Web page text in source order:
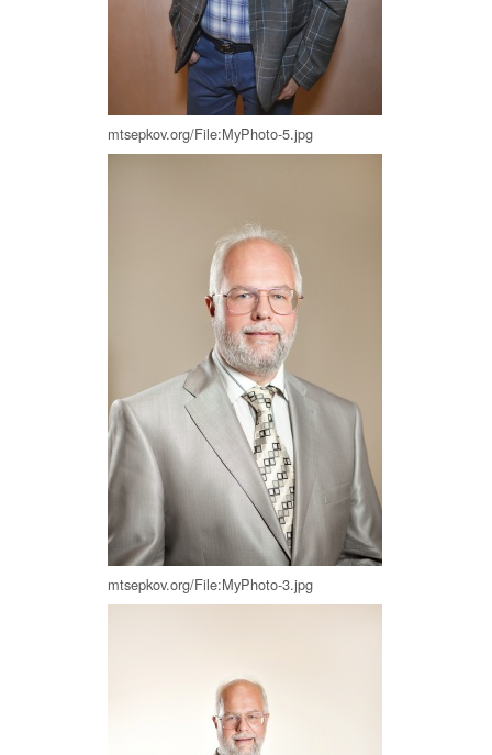
mtsepkov.org/File:MyPhoto-5.jpg
mtsepkov.org/File:MyPhoto-3.jpg